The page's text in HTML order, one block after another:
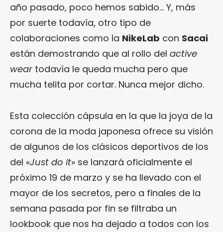
año pasado, poco hemos sabido… Y, más
por suerte todavía, otro tipo de
colaboraciones como la NikeLab con Sacai
están demostrando que al rollo del active
wear todavía le queda mucha pero que
mucha telita por cortar. Nunca mejor dicho.
Esta colección cápsula en la que la joya de la
corona de la moda japonesa ofrece su visión
de algunos de los clásicos deportivos de los
del «Just do it» se lanzará oficialmente el
próximo 19 de marzo y se ha llevado con el
mayor de los secretos, pero a finales de la
semana pasada por fin se filtraba un
lookbook que nos ha dejado a todos con los